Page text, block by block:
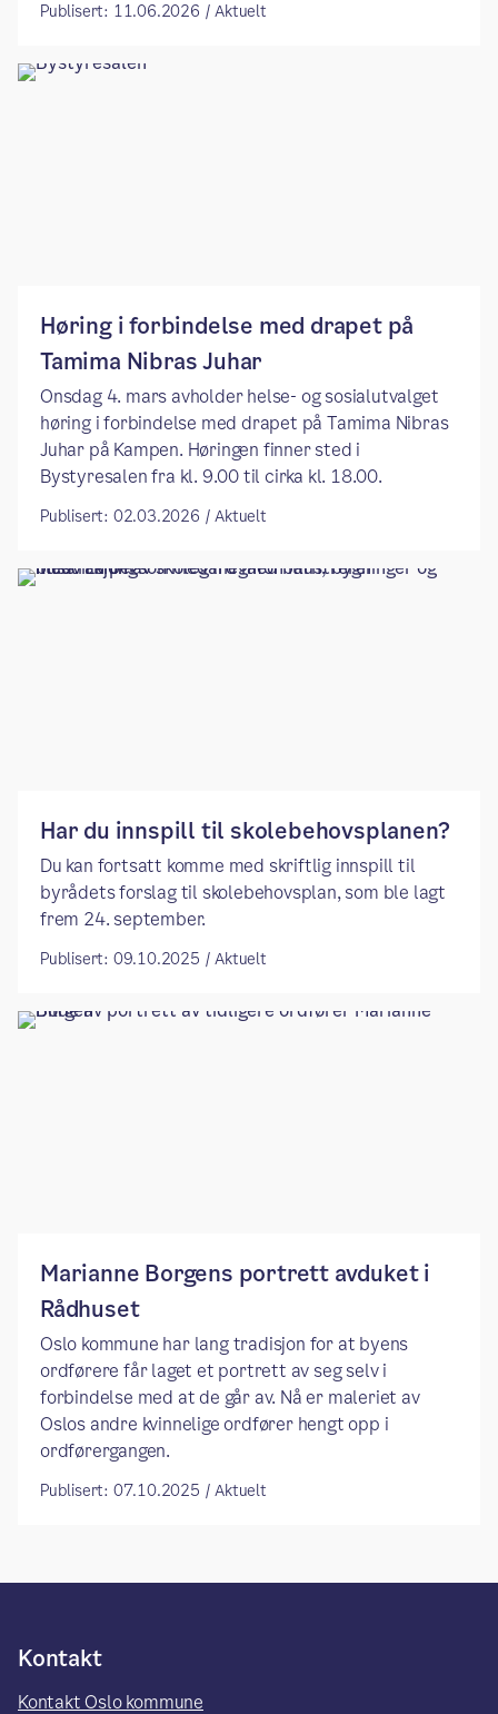
Publisert: 11.06.2026 / Aktuelt
Høring i forbindelse med drapet på
Tamima Nibras Juhar
Onsdag 4. mars avholder helse- og sosialutvalget
høring i forbindelse med drapet på Tamima Nibras
Juhar på Kampen. Høringen finner sted i
Bystyresalen fra kl. 9.00 til cirka kl. 18.00.
Publisert: 02.03.2026 / Aktuelt
Har du innspill til skolebehovsplanen?
Du kan fortsatt komme med skriftlig innspill til
byrådets forslag til skolebehovsplan, som ble lagt
frem 24. september.
Publisert: 09.10.2025 / Aktuelt
Marianne Borgens portrett avduket i
Rådhuset
Oslo kommune har lang tradisjon for at byens
ordførere får laget et portrett av seg selv i
forbindelse med at de går av. Nå er maleriet av
Oslos andre kvinnelige ordfører hengt opp i
ordførergangen.
Publisert: 07.10.2025 / Aktuelt
Kontakt
Kontakt Oslo kommune